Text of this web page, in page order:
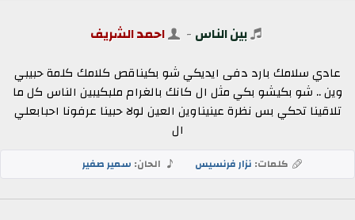
بين الناس - احمد الشريف
عادي سلامك بارد دفى ايديكي شو بكيناقص كلامك كلمة حبيبي
وين .. شو بكيشو بكي مثل ال كانك بالغرام ملبكيبين الناس كل ما
تلاقينا تحكي بس نظرة عينيناوين العين لولا حبينا عرفونا احبابعلي
ال
كلمات: نزار فرنسيس الحان: سمير صفير